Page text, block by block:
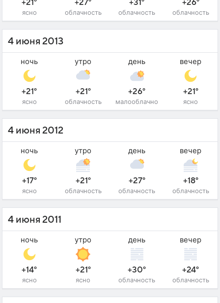
+21°
ясно
+27°
облачность
+31°
облачность
+26°
облачность
4 июня 2013
ночь
+21°
ясно
утро
+21°
облачность
день
+26°
малооблачно
вечер
+21°
ясно
4 июня 2012
ночь
+17°
ясно
утро
+21°
облачность
день
+27°
облачность
вечер
+18°
облачность
4 июня 2011
ночь
+14°
ясно
утро
+21°
ясно
день
+30°
облачность
вечер
+24°
облачность